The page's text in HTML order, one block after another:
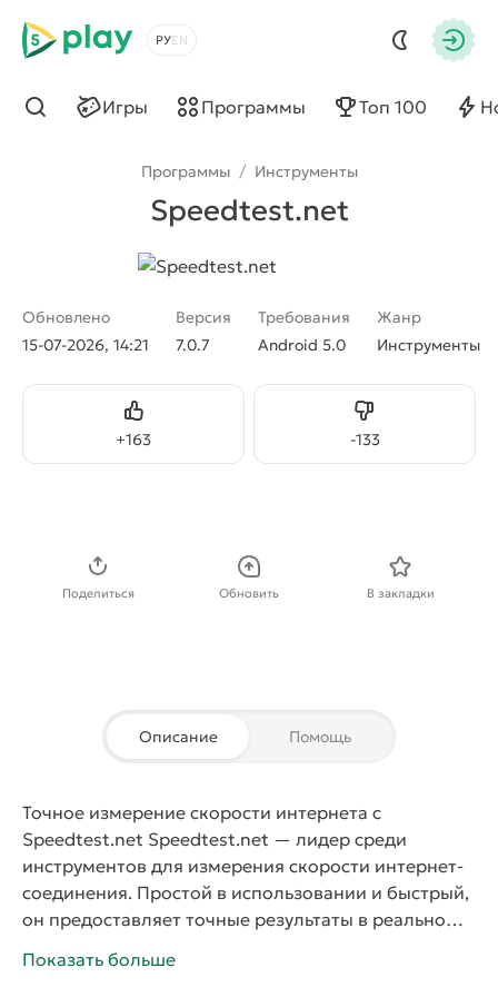
5play
Выбрать язык
Игры Программы Топ 100
Найти
Программы / Инструменты
Speedtest.net
Обновлено
15-07-2026, 14:21
Версия
7.0.7
Требования
Android 5.0
Жанр
Инструменты
+163
Нравится -133
Не нравится
Поделиться Обновить В закладки
Описание Помощь
Точное измерение скорости интернета с
Speedtest.net Speedtest.net — лидер среди
инструментов для измерения скорости интернет-
соединения. Простой в использовании и быстрый,
он предоставляет точные результаты в реальном
соединения С помощью
Показать больше